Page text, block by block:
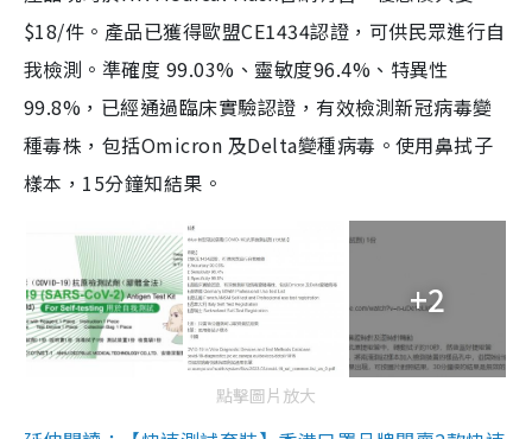
$18/件。產品已獲得歐盟CE1434認證，可供民眾進行自
我檢測。準確度 99.03%、靈敏度96.4%、特異性
99.8%，已經通過臨床實驗認證，有效檢測新冠病毒變
種毒株，包括Omicron 及Delta變種病毒。使用鼻拭子
樣本，15分鐘知結果。
+2
點擊圖片放大